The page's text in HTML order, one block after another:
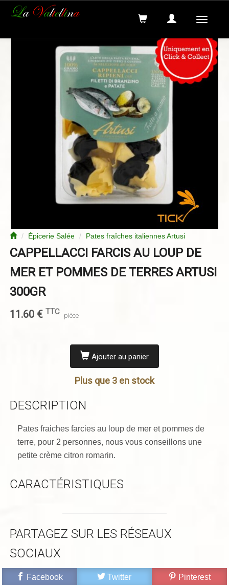
Menus
Épicerie Salée Pates fraîches italiennes Artusi
CAPPELLACCI FARCIS AU LOUP DE
MER ET POMMES DE TERRES ARTUSI
300GR
11.60 € TTC pièce
Ajouter au panier
Plus que 3 en stock
DESCRIPTION
Pates fraiches farcies au loup de mer et pommes de
terre, pour 2 personnes, nous vous conseillons une
petite crème citron romarin.
CARACTÉRISTIQUES
PARTAGEZ SUR LES RÉSEAUX
SOCIAUX
Facebook Twitter Pinterest